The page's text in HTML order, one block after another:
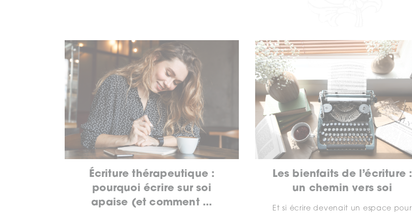
Écriture thérapeutique :
pourquoi écrire sur soi
apaise (et comment ...
Les bienfaits de l’écriture :
un chemin vers soi
Et si écrire devenait un espace pour